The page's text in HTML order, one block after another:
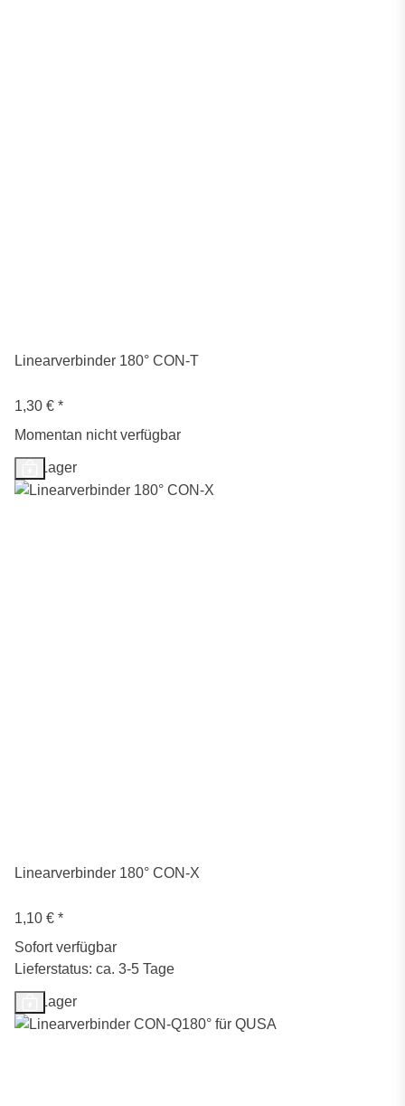
Linearverbinder 180° CON-T
1,30 € *
Momentan nicht verfügbar
Auf Lager
Linearverbinder 180° CON-X
1,10 € *
Sofort verfügbar
Lieferstatus: ca. 3-5 Tage
Auf Lager